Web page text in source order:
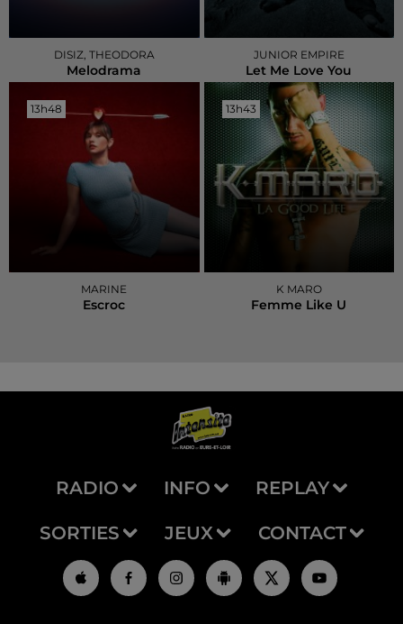
DISIZ, THEODORA
Melodrama
JUNIOR EMPIRE
Let Me Love You
13h48
13h48
MARINE
Escroc
13h43
13h43
K MARO
Femme Like U
RADIO INFO REPLAY
SORTIES JEUX CONTACT